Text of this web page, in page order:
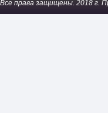
Все права защищены. 2018 г.